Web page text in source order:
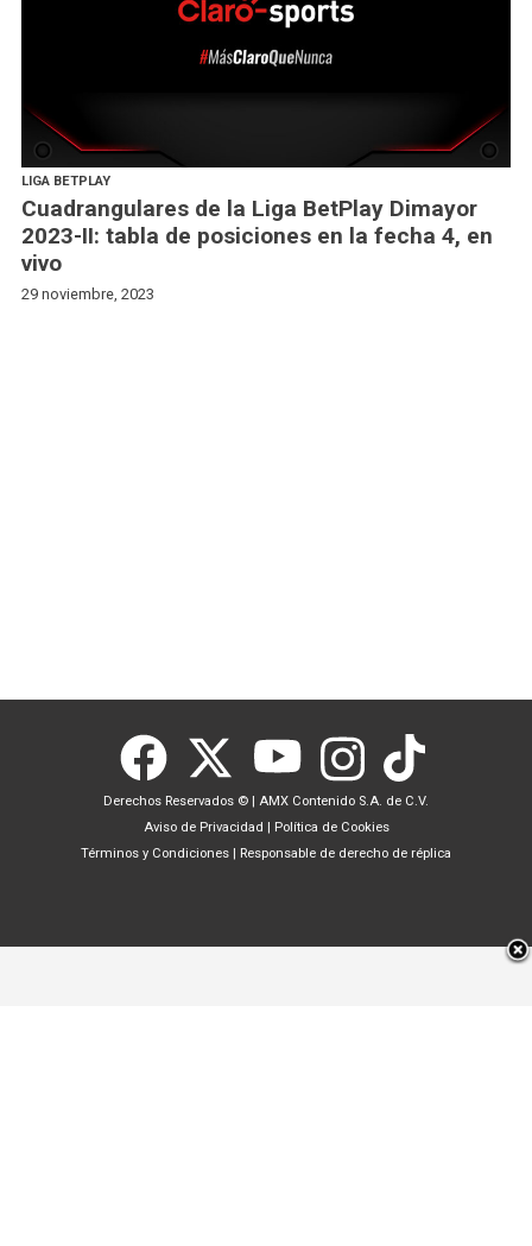
LIGA BETPLAY
Cuadrangulares de la Liga BetPlay Dimayor
2023-II: tabla de posiciones en la fecha 4, en
vivo
29 noviembre, 2023
Derechos Reservados ©
AMX Contenido S.A. de C.V.
Aviso de Privacidad
Política de Cookies
Términos y Condiciones
Responsable de derecho de réplica